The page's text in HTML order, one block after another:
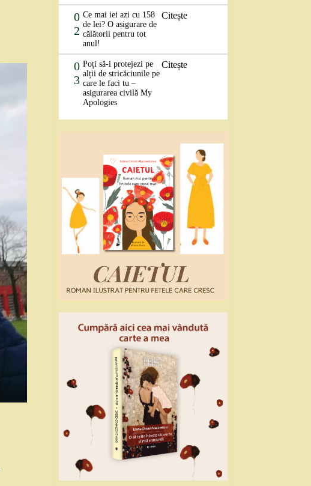
0
2
Ce mai iei azi cu 158
de lei? O asigurare de
călătorii pentru tot
anul!
Citește
0
3
Poți să-i protejezi pe
alții de stricăciunile pe
care le faci tu –
asigurarea civilă My
Apologies
Citește